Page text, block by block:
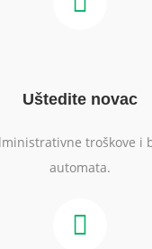
Uštedite novac
troškove i
automata.